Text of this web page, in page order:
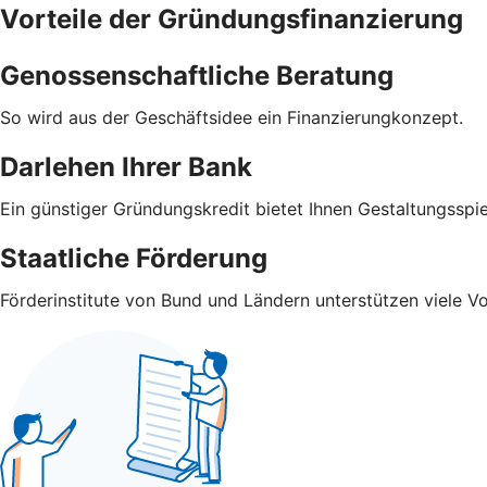
Vorteile der Gründungsfinanzierung
Genossenschaftliche Beratung
So wird aus der Geschäftsidee ein Finanzierungkonzept.
Darlehen Ihrer Bank
Ein günstiger Gründungskredit bietet Ihnen
Staatliche Förderung
Förderinstitute von Bund und Ländern unterstützen viele